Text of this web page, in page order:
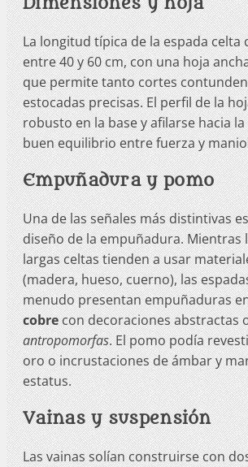
La longitud típica de la espada celta
entre 40 y 60 cm, con una hoja
que permite tanto cortes
estocadas precisas. El perfil de la
robusto en la base y afilarse hacia
buen equilibrio entre fuerza y
Empuñadura y pomo
Una de las señales más distintivas
diseño de la empuñadura. Mientras
largas celtas tienden a usar
(madera, hueso, cuerno), las
menudo presentan empuñaduras
cobrecon decoraciones abstractas
antropomorfas. El pomo podía
oro o incrustaciones de ámbar y
estatus.
Vainas y suspensión
Las vainas solían construirse con